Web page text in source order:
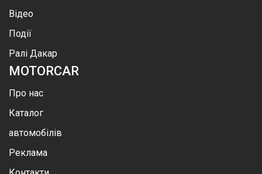
Відео
Події
Ралі Дакар
MOTORCAR
Про нас
Каталог
автомобілів
Реклама